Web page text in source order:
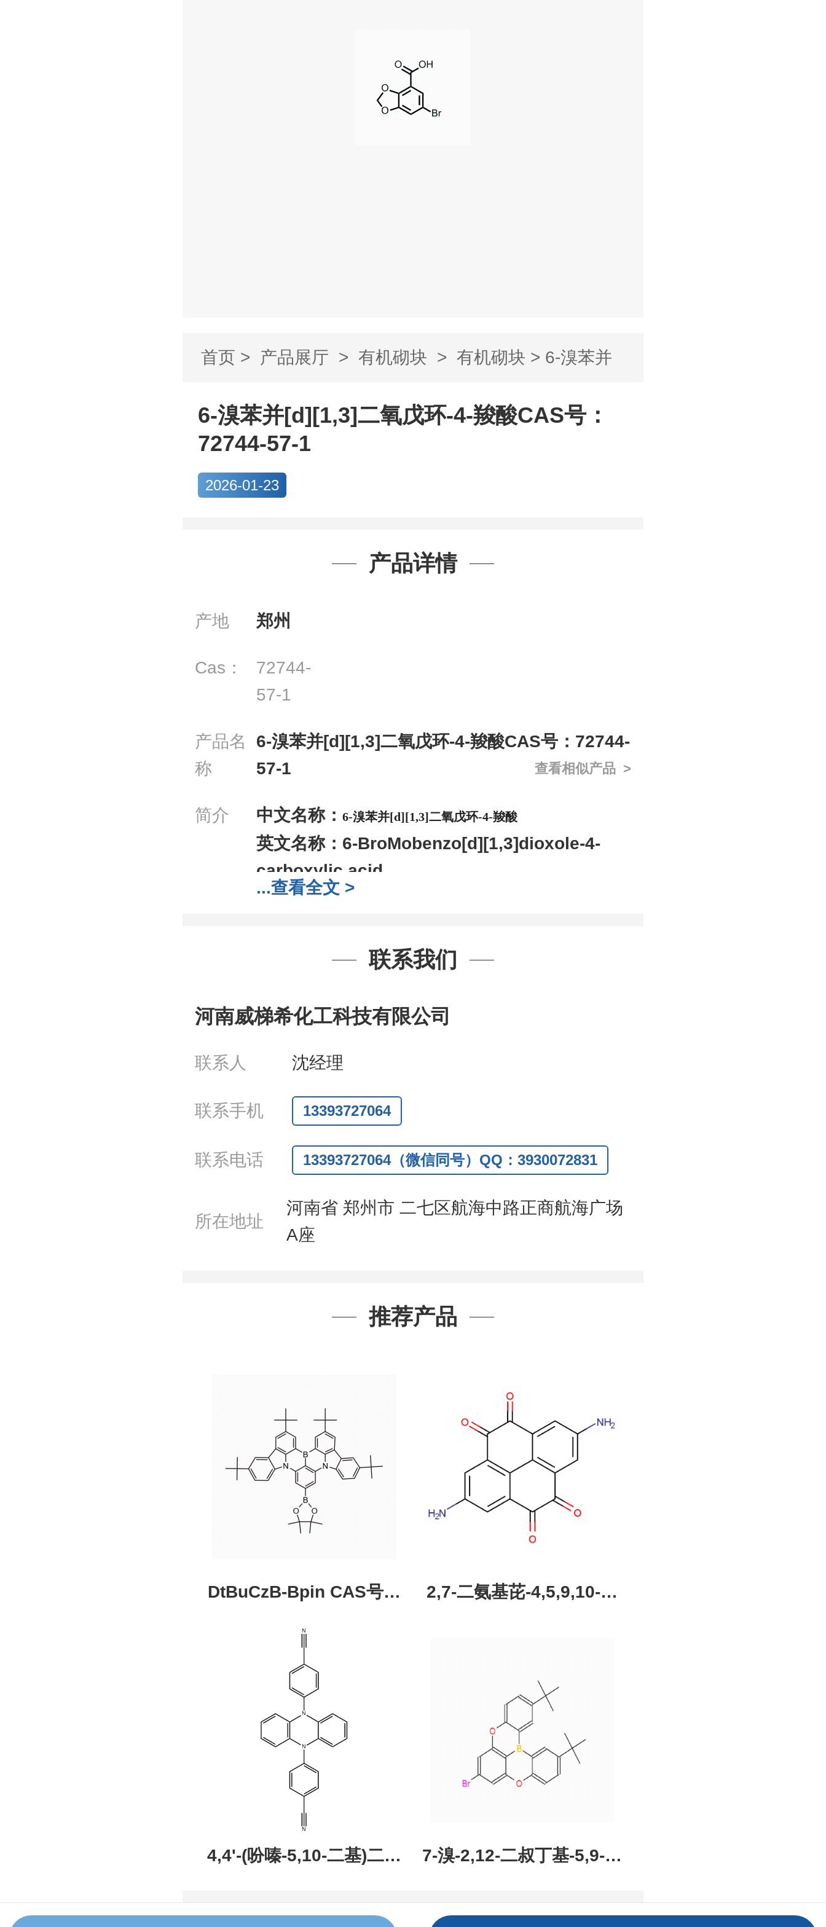
首页 > 产品展厅 > 有机砌块 > 有机砌块 > 6-溴苯并
[d][1,3]二氧戊环-4-...
6-溴苯并[d][1,3]二氧戊环-4-羧酸CAS号：
72744-57-1
2026-01-23
产品详情
产地 郑州
Cas：
72744-
57-1
产品名
称
6-溴苯并[d][1,3]二氧戊环-4-羧酸CAS号：72744-
57-1
查看相似产品 >
简介 中文名称： 6-溴苯并[d][1,3]二氧戊环-4-羧酸
英文名称： 6-BroMobenzo[d][1,3]dioxole-4-
carboxylic acid
CAS号：72744-57-1
245.03
;1g;2.5g ;5g ;10g可根据客户需求进行分装
我司对高校及科研单位先发货和
工作中有用到的试剂
电话
:0371-63377391/13393727064
QQ:3930072831
微信 :13393727064
联系人
: 沈晓东( 欢迎致电 或 QQ、微信联系)
...查看全文 >
联系我们
河南威梯希化工科技有限公司
联系人 沈经理
联系手机 13393727064
联系电话 13393727064（微信同号）QQ：3930072831
所在地址
河南省 郑州市 二七区航海中路正商航海广场
A座
推荐产品
DtBuCzB-Bpin CAS号：
2643331-97-7
2,7-二氨基芘-4,5,9,10-四
现货促销，可分装，高校
研究所 先发后付
4,4'-(吩嗪-5,10-二基)二苯
甲腈，CAS:1638702-80-
7-溴-2,12-二叔丁基-5,9-二
氧杂-13B-硼萘[3,2,1-DE]